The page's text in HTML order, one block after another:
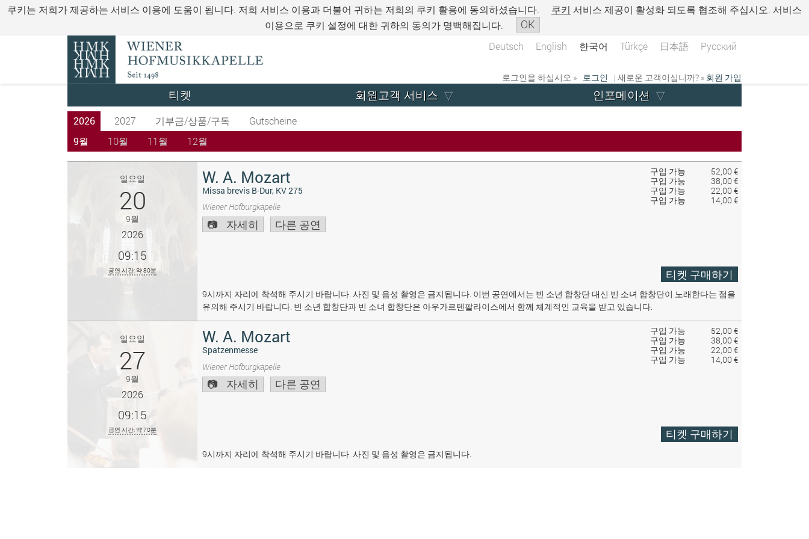
쿠키는 저희가 제공하는 서비스 이용에 도움이 됩니다. 저희 서비스 이용과 더불어 귀하는 저희의 쿠키 활용에 동의하셨습니다. 쿠키 서비스 제공이 활성화 되도록 협조해 주십시오. 서비스
이용으로 쿠키 설정에 대한 귀하의 동의가 명백해집니다.
OK
Deutsch English 한국어 Türkçe 日本語 Русский
로그인을 하십시오 » 로그인 | 새로운 고객이십니까? » 회원 가입
티켓 회원고객 서비스 인포메이션
2026 2027 기부금/상품/구독
Gutscheine
9월
10월 11월 12월
구입 가능
52,00 €
구입 가능
38,00 €
구입 가능
22,00 €
구입 가능
14,00 €
일요일
20
9월
2026
09:15
공연 시간: 약 80분
W. A. Mozart
Missa brevis B-Dur, KV 275
Wiener Hofburgkapelle
자세히 다른 공연
티켓 구매하기
9시까지 자리에 착석해 주시기 바랍니다. 사진 및 음성 촬영은 금지됩니다. 이번 공연에서는 빈 소년 합창단 대신 빈 소녀 합창단이 노래한다는 점을
유의해 주시기 바랍니다. 빈 소년 합창단과 빈 소녀 합창단은 아우가르텐팔라이스에서 함께 체계적인 교육을 받고 있습니다.
구입 가능
52,00 €
구입 가능
38,00 €
구입 가능
22,00 €
구입 가능
14,00 €
일요일
27
9월
2026
09:15
공연 시간: 약 70분
W. A. Mozart
Spatzenmesse
Wiener Hofburgkapelle
자세히 다른 공연
티켓 구매하기
9시까지 자리에 착석해 주시기 바랍니다. 사진 및 음성 촬영은 금지됩니다.